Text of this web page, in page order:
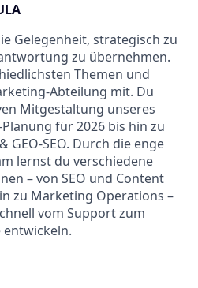
Gelegenheit, strategisch zu
zu übernehmen.
Themen und
Abteilung mit. Du
Mitgestaltung unseres
für 2026 bis hin zu
GEO-SEO. Durch die enge
lernst du verschiedene
– von SEO und Content
zu Marketing Operations –
vom Support zum